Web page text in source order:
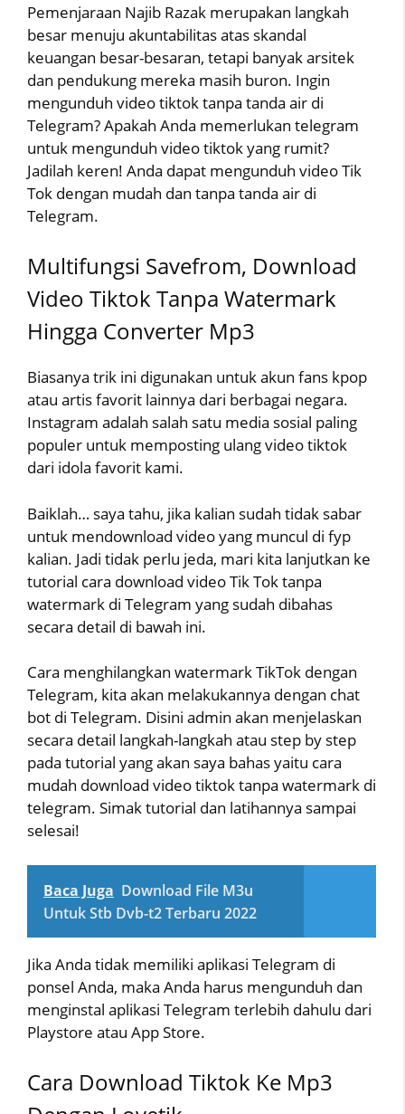
Pemenjaraan Najib Razak merupakan langkah
besar menuju akuntabilitas atas skandal
keuangan besar-besaran, tetapi banyak arsitek
dan pendukung mereka masih buron. Ingin
mengunduh video tiktok tanpa tanda air di
Telegram? Apakah Anda memerlukan telegram
untuk mengunduh video tiktok yang rumit?
Jadilah keren! Anda dapat mengunduh video Tik
Tok dengan mudah dan tanpa tanda air di
Telegram.
Multifungsi Savefrom, Download
Video Tiktok Tanpa Watermark
Hingga Converter Mp3
Biasanya trik ini digunakan untuk akun fans kpop
atau artis favorit lainnya dari berbagai negara.
Instagram adalah salah satu media sosial paling
populer untuk memposting ulang video tiktok
dari idola favorit kami.
Baiklah… saya tahu, jika kalian sudah tidak sabar
untuk mendownload video yang muncul di fyp
kalian. Jadi tidak perlu jeda, mari kita lanjutkan ke
tutorial cara download video Tik Tok tanpa
watermark di Telegram yang sudah dibahas
secara detail di bawah ini.
Cara menghilangkan watermark TikTok dengan
Telegram, kita akan melakukannya dengan chat
bot di Telegram. Disini admin akan menjelaskan
secara detail langkah-langkah atau step by step
pada tutorial yang akan saya bahas yaitu cara
mudah download video tiktok tanpa watermark di
telegram. Simak tutorial dan latihannya sampai
selesai!
Baca Juga Download File M3u
Untuk Stb Dvb-t2 Terbaru 2022
Jika Anda tidak memiliki aplikasi Telegram di
ponsel Anda, maka Anda harus mengunduh dan
menginstal aplikasi Telegram terlebih dahulu dari
Playstore atau App Store.
Cara Download Tiktok Ke Mp3